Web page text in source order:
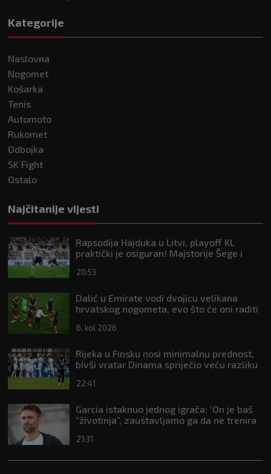
Kategorije
Naslovna
Nogomet
Košarka
Tenis
Automoto
Rukomet
Odbojka
SK Fight
Ostalo
Najčitanije vijesti
Rapsodija Hajduka u Litvi, playoff KL
praktički je osiguran! Majstorije Šege i
20:53
Dalić u Emirate vodi dvojicu velikana
hrvatskog nogometa, evo što će oni raditi
6. kol 2026
Rijeka u Finsku nosi minimalnu prednost,
bivši vratar Dinama spriječio veću razliku
22:41
Garcia istaknuo jednog igrača: ‘On je baš
“životinja”, zaustavljamo ga da ne trenira
21:31